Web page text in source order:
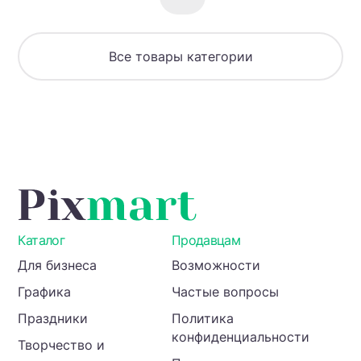
(Теория
+
чертежи
и
Все товары категории
Каталог
Для бизнеса
Графика
Праздники
Творчество и
Продавцам
Возможности
Частые вопросы
Политика
конфиденциальности